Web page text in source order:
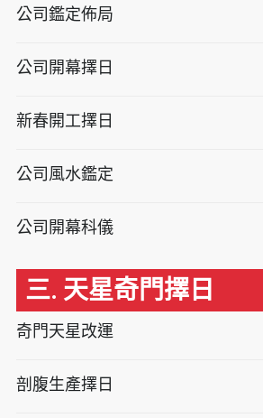
公司鑑定佈局
公司開幕擇日
新春開工擇日
公司風水鑑定
公司開幕科儀
三. 天星奇門擇日
奇門天星改運
剖腹生產擇日